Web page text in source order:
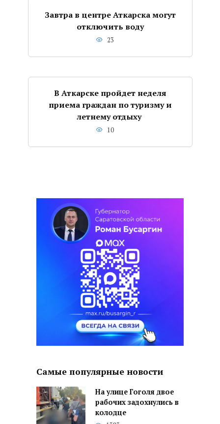
Завтра в центре Аткарска могут
отключить воду
23
В Аткарске пройдет неделя
приема граждан по туризму и
летнему отдыху
10
Самые популярные новости
На улице Гоголя двое
рабочих задохнулись в
колодце